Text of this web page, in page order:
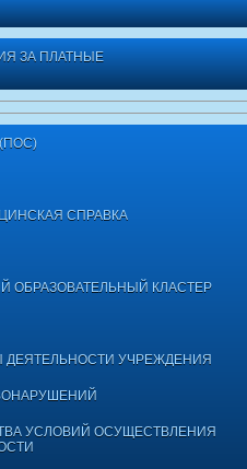
ЗА ПЛАТНЫЕ
СПРАВКА
ОБРАЗОВАТЕЛЬНЫЙ КЛАСТЕР
ДЕЯТЕЛЬНОСТИ УЧРЕЖДЕНИЯ
УСЛОВИЙ ОСУЩЕСТВЛЕНИЯ